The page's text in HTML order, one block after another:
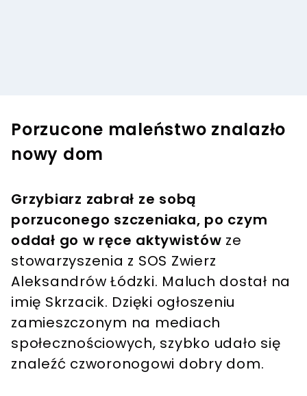
Porzucone maleństwo znalazło
nowy dom
Grzybiarz zabrał ze sobą
porzuconego szczeniaka, po czym
oddał go w ręce aktywistów ze
stowarzyszenia z SOS Zwierz
Aleksandrów Łódzki. Maluch dostał na
imię Skrzacik. Dzięki ogłoszeniu
zamieszczonym na mediach
społecznościowych, szybko udało się
znaleźć czworonogowi dobry dom.